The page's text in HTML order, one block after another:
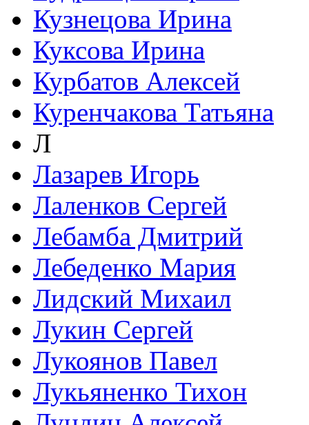
Кузнецова Ирина
Куксова Ирина
Курбатов Алексей
Куренчакова Татьяна
Л
Лазарев Игорь
Лаленков Сергей
Лебамба Дмитрий
Лебеденко Мария
Лидский Михаил
Лукин Сергей
Лукоянов Павел
Лукьяненко Тихон